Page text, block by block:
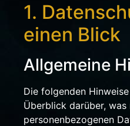
1.
einen Blick
Allgemeine
Die folgenden
Überblick darüber, was
personenbezogenen